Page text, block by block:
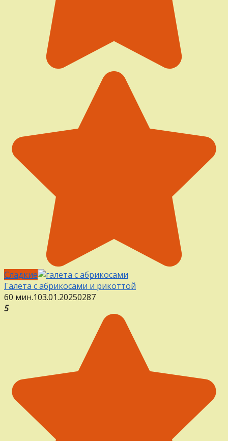
Сладкие
Галета с абрикосами и рикоттой
60 мин.103.01.20250287
5